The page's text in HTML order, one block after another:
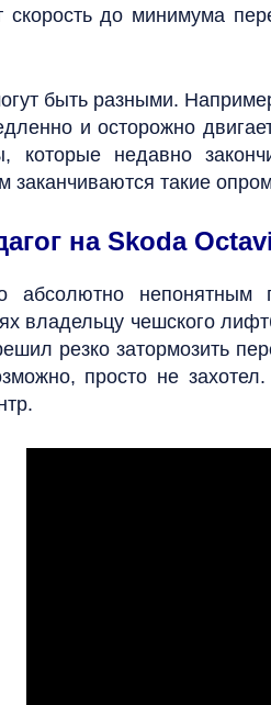
скорость до минимума
быть разными.
и осторожно
которые недавно
заканчиваются такие
на Skoda
абсолютно непонятным
владельцу чешского
резко затормозить
просто не